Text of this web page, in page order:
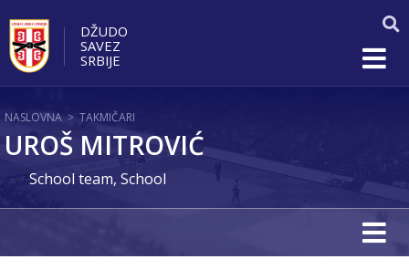
DŽUDO
SAVEZ
SRBIJE
NASLOVNA > TAKMIČARI
UROŠ MITROVIĆ
School team, School